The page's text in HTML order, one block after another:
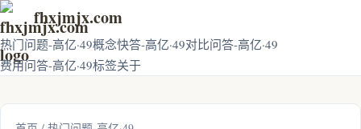
fhxjmjx.com
热门问题-高亿·49概念快答-高亿·49对比问答-高亿·49
费用问答-高亿·49标签关于